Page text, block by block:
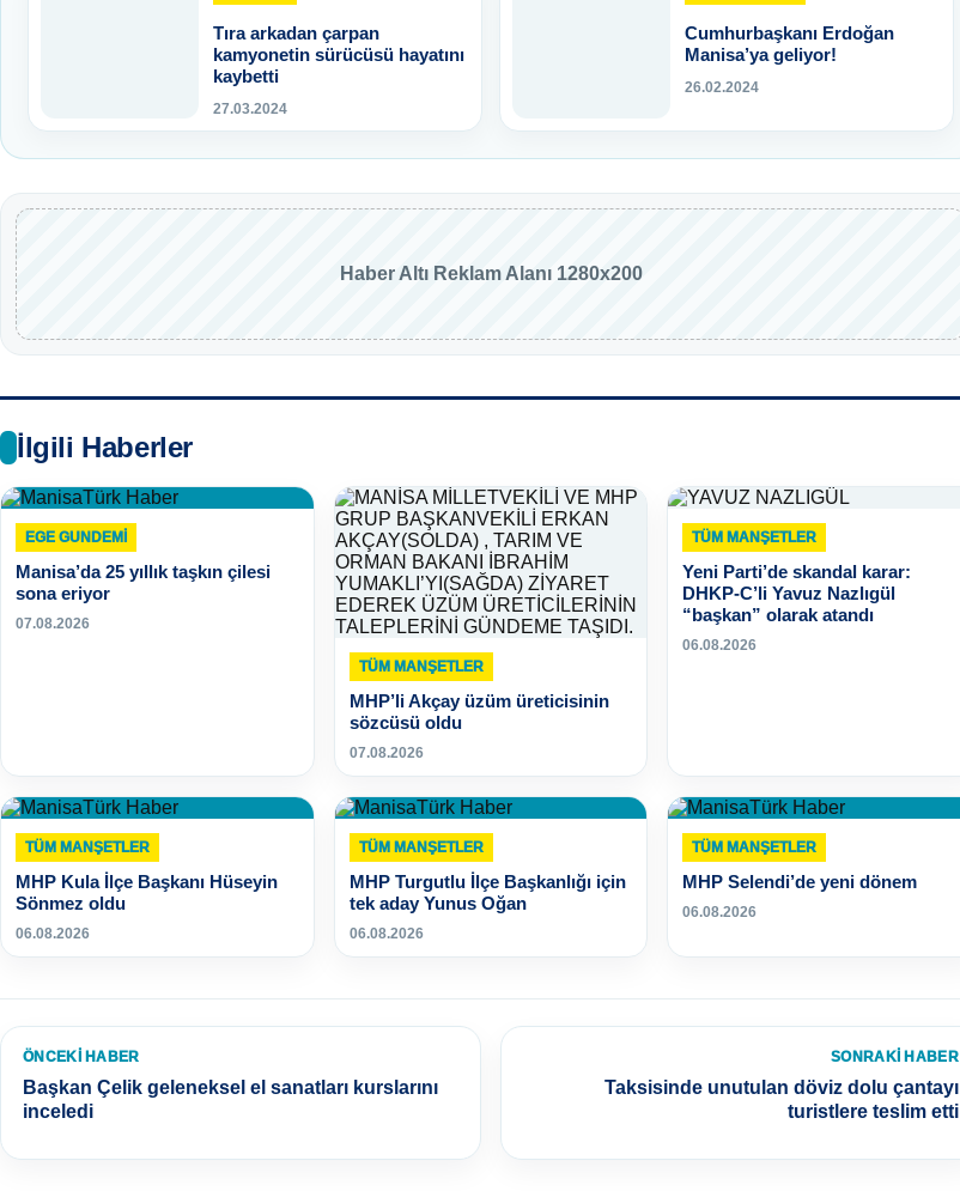
Tıra arkadan çarpan
kamyonetin sürücüsü hayatını
kaybetti
27.03.2024
Cumhurbaşkanı Erdoğan
Manisa’ya geliyor!
26.02.2024
Haber Altı Reklam Alanı 1280x200
İlgili Haberler
EGE GUNDEMİ
Manisa’da 25 yıllık taşkın çilesi
sona eriyor
07.08.2026
TÜM MANŞETLER
MHP’li Akçay üzüm üreticisinin
sözcüsü oldu
07.08.2026
TÜM MANŞETLER
Yeni Parti’de skandal karar:
DHKP-C’li Yavuz Nazlıgül
“başkan” olarak atandı
06.08.2026
TÜM MANŞETLER
MHP Kula İlçe Başkanı Hüseyin
Sönmez oldu
06.08.2026
TÜM MANŞETLER
MHP Turgutlu İlçe Başkanlığı için
tek aday Yunus Oğan
06.08.2026
TÜM MANŞETLER
MHP Selendi’de yeni dönem
06.08.2026
ÖNCEKI HABER
Başkan Çelik geleneksel el sanatları kurslarını
inceledi
SONRAKI HABER
Taksisinde unutulan döviz dolu çantayı
turistlere teslim etti